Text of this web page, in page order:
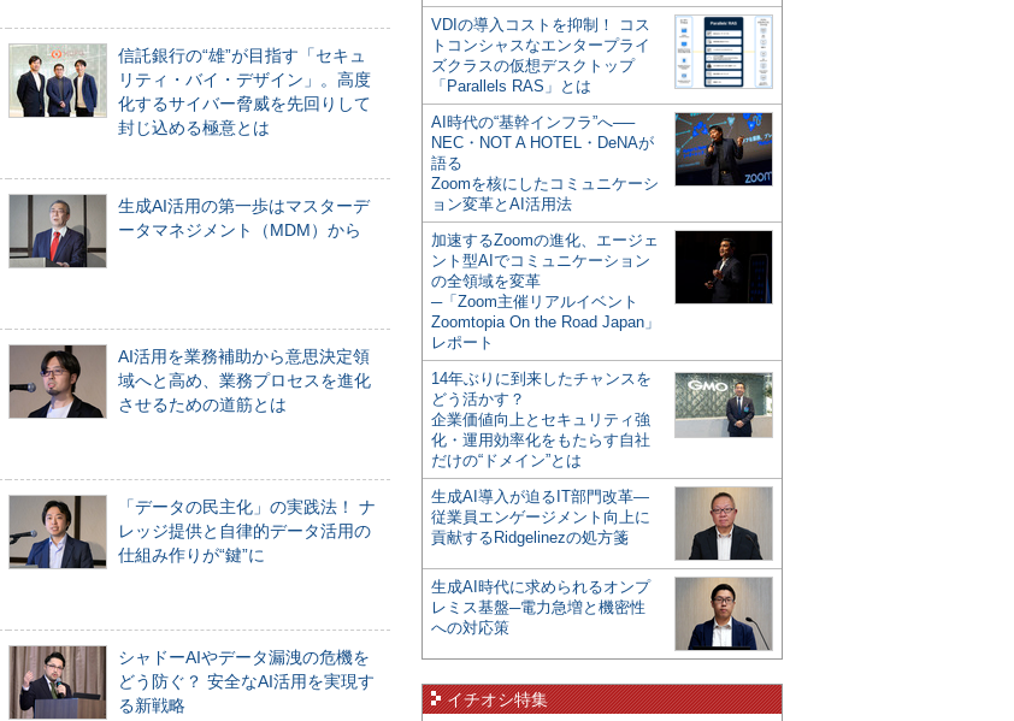
信託銀行の“雄”が目指す「セキュ
リティ・バイ・デザイン」。高度
化するサイバー脅威を先回りして
封じ込める極意とは
生成AI活用の第一歩はマスターデ
ータマネジメント（MDM）から
AI活用を業務補助から意思決定領
域へと高め、業務プロセスを進化
させるための道筋とは
「データの民主化」の実践法！ ナ
レッジ提供と自律的データ活用の
仕組み作りが“鍵”に
シャドーAIやデータ漏洩の危機を
どう防ぐ？ 安全なAI活用を実現す
る新戦略
VDIの導入コストを抑制！ コス
トコンシャスなエンタープライ
ズクラスの仮想デスクトップ
「Parallels RAS」とは
AI時代の“基幹インフラ”へ──
NEC・NOT A HOTEL・DeNAが
語る
Zoomを核にしたコミュニケーシ
ョン変革とAI活用法
加速するZoomの進化、エージェ
ント型AIでコミュニケーション
の全領域を変革
─「Zoom主催リアルイベント
Zoomtopia On the Road Japan」
レポート
14年ぶりに到来したチャンスを
どう活かす？
企業価値向上とセキュリティ強
化・運用効率化をもたらす自社
だけの“ドメイン”とは
生成AI導入が迫るIT部門改革―
従業員エンゲージメント向上に
貢献するRidgelinezの処方箋
生成AI時代に求められるオンプ
レミス基盤─電力急増と機密性
への対応策
イチオシ特集